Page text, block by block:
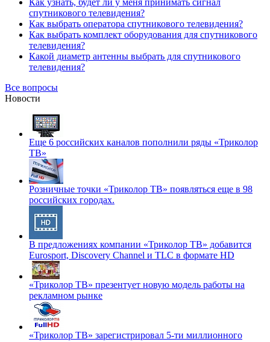
Как узнать, будет ли у меня принимать сигнал
спутникового телевидения?
Как выбрать оператора спутникового телевидения?
Как выбрать комплект оборудования для спутникового
телевидения?
Какой диаметр антенны выбрать для спутникового
телевидения?
Все вопросы
Новости
Еще 6 российских каналов пополнили ряды «Триколор
ТВ»
Розничные точки «Триколор ТВ» появляться еще в 98
российских городах.
В предложениях компании «Триколор ТВ» добавится
Eurosport, Discovery Channel и TLC в формате HD
«Триколор ТВ» презентует новую модель работы на
рекламном рынке
«Триколор ТВ» зарегистрировал 5-ти миллионного